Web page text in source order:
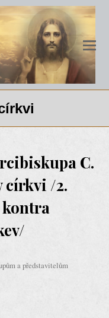
C.
církvi /2.
kontra
a představitelům